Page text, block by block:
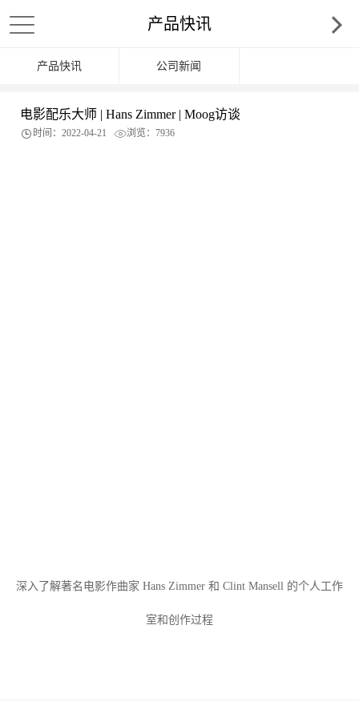
产品快讯
产品快讯 公司新闻
电影配乐大师 | Hans Zimmer | Moog访谈
时间：2022-04-21 浏览：7936
深入了解著名电影作曲家 Hans Zimmer 和 Clint Mansell 的个人工作
室和创作过程